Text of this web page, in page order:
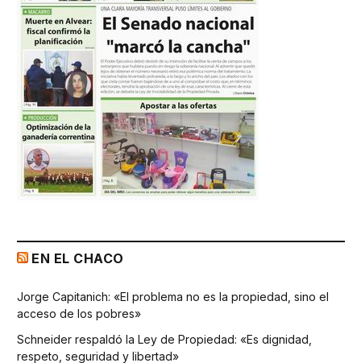
EN EL CHACO
Jorge Capitanich: «El problema no es la propiedad, sino el
acceso de los pobres»
Schneider respaldó la Ley de Propiedad: «Es dignidad,
respeto, seguridad y libertad»